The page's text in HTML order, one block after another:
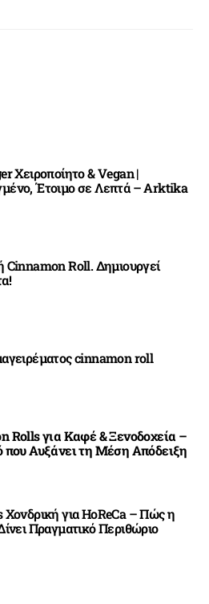
Χειροποίητο & Vegan |
Έτοιμο σε Λεπτά – Arktika
Cinnamon Roll. Δημιουργεί
cinnamon roll
Rolls για Καφέ & Ξενοδοχεία –
που Αυξάνει τη Μέση Απόδειξη
Χονδρική για HoReCa – Πώς η
Πραγματικό Περιθώριο